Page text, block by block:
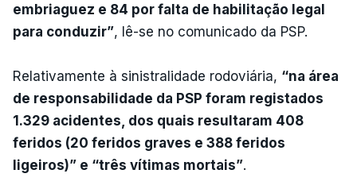
embriaguez e 84 por falta de habilitação legal
para conduzir”, lê-se no comunicado da PSP.
Relativamente à sinistralidade rodoviária, “na área
de responsabilidade da PSP foram registados
1.329 acidentes, dos quais resultaram 408
feridos (20 feridos graves e 388 feridos
ligeiros)” e “três vítimas mortais”.